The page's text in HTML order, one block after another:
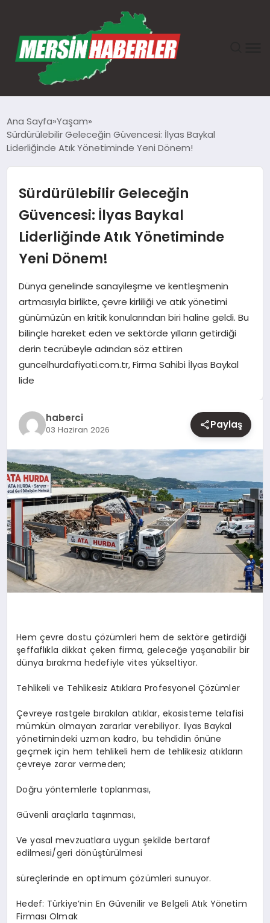
GÜNDEM
TEKNOLOJI
YAŞAM
EĞITIM
Ana Sayfa Yaşam
Sürdürülebilir Geleceğin Güvencesi: İlyas Baykal
Liderliğinde Atık Yönetiminde Yeni Dönem!
Sürdürülebilir Geleceğin
Güvencesi: İlyas Baykal
Liderliğinde Atık Yönetiminde
Yeni Dönem!
Dünya genelinde sanayileşme ve kentleşmenin
artmasıyla birlikte, çevre kirliliği ve atık yönetimi
günümüzün en kritik konularından biri haline geldi. Bu
bilinçle hareket eden ve sektörde yılların getirdiği
derin tecrübeyle adından söz ettiren
guncelhurdafiyati.com.tr, Firma Sahibi İlyas Baykal
lide
haberci
03 Haziran 2026 Paylaş
Hem çevre dostu çözümleri hem de sektöre getirdiği
şeffaflıkla dikkat çeken firma, geleceğe yaşanabilir bir
dünya bırakma hedefiyle vites yükseltiyor.
Tehlikeli ve Tehlikesiz Atıklara Profesyonel Çözümler
Çevreye rastgele bırakılan atıklar, ekosisteme telafisi
mümkün olmayan zararlar verebiliyor. İlyas Baykal
yönetimindeki uzman kadro, bu tehdidin önüne
geçmek için hem tehlikeli hem de tehlikesiz atıkların
çevreye zarar vermeden;
Doğru yöntemlerle toplanması,
Güvenli araçlarla taşınması,
Ve yasal mevzuatlara uygun şekilde bertaraf
edilmesi/geri dönüştürülmesi
süreçlerinde en optimum çözümleri sunuyor.
Hedef: Türkiye’nin En Güvenilir ve Belgeli Atık Yönetim
Firması Olmak